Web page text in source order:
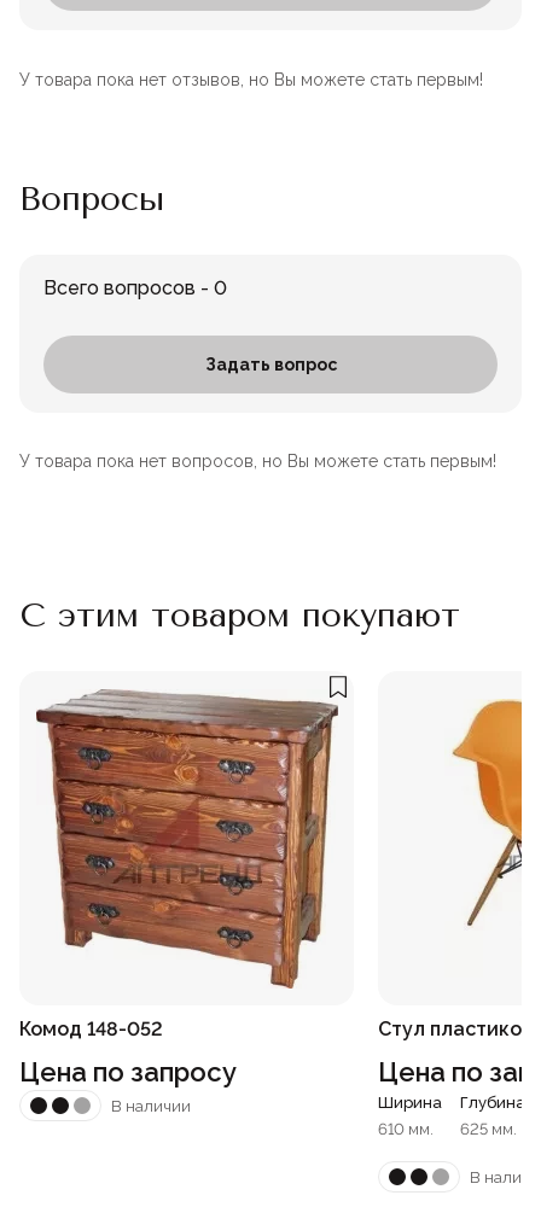
У товара пока нет отзывов, но Вы можете стать первым!
Вопросы
Всего вопросов - 0
Задать вопрос
У товара пока нет вопросов, но Вы можете стать первым!
С этим товаром покупают
Комод 148-052
Цена по запросу
В наличии
Стул
Цена по
Ширина
610 мм.
Глубина
625 мм.
В